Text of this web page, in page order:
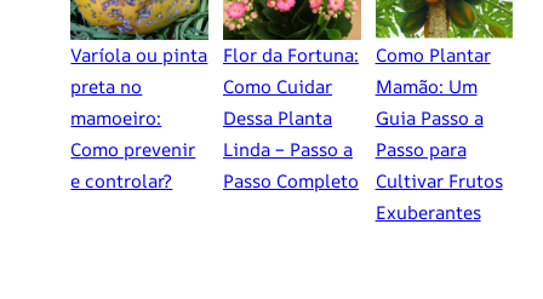
Varíola ou pinta
preta no
mamoeiro:
Como prevenir
e controlar?
Flor da Fortuna:
Como Cuidar
Dessa Planta
Linda – Passo a
Passo Completo
Como Plantar
Mamão: Um
Guia Passo a
Passo para
Cultivar Frutos
Exuberantes